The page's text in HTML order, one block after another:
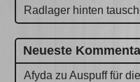
Radlager hinten
Neueste
Afyda zuAuspuff für